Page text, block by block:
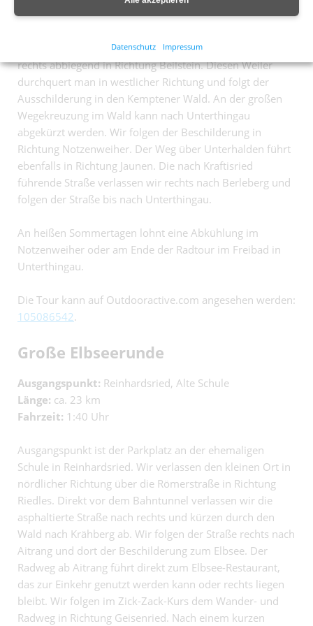
Richtung auf dem Radweg nach Oberthingau verlässt. In
Görisried. Die Kreisstraße nach Görisried verläßt man
rechts abbiegend in Richtung Beilstein. Diesen Weiler
durchquert man in westlicher Richtung und folgt der
Ausschilderung in den Kemptener Wald. An der großen
Wegekreuzung im Wald kann nach Unterthingau
abgekürzt werden. Wir folgen der Beschilderung in
Richtung Notzenweiher. Der Weg über Unterhalden führt
ebenfalls in Richtung Jaunen. Die nach Kraftisried
führende Straße verlassen wir rechts nach Berleberg und
folgen der Straße bis nach Unterthingau.
An heißen Sommertagen lohnt eine Abkühlung im
Notzenweiher oder am Ende der Radtour im Freibad in
Unterthingau.
Die Tour kann auf Outdooractive.com angesehen werden:
105086542.
Große Elbseerunde
Ausgangspunkt: Reinhardsried, Alte Schule
Länge: ca. 23 km
Fahrzeit: 1:40 Uhr
Ausgangspunkt ist der Parkplatz an der ehemaligen
Schule in Reinhardsried. Wir verlassen den kleinen Ort in
nördlicher Richtung über die Römerstraße in Richtung
Riedles. Direkt vor dem Bahntunnel verlassen wir die
asphaltierte Straße nach rechts und kürzen durch den
Wald nach Krähberg ab. Wir folgen der Straße rechts nach
Aitrang und dort der Beschilderung zum Elbsee. Der
Radweg ab Aitrang führt direkt zum Elbsee-Restaurant,
das zur Einkehr genutzt werden kann oder rechts liegen
bleibt. Wir folgen im Zick-Zack-Kurs dem Wander- und
Radweg in Richtung Geisenried. Nach einem kurzen
Datenschutz Impressum